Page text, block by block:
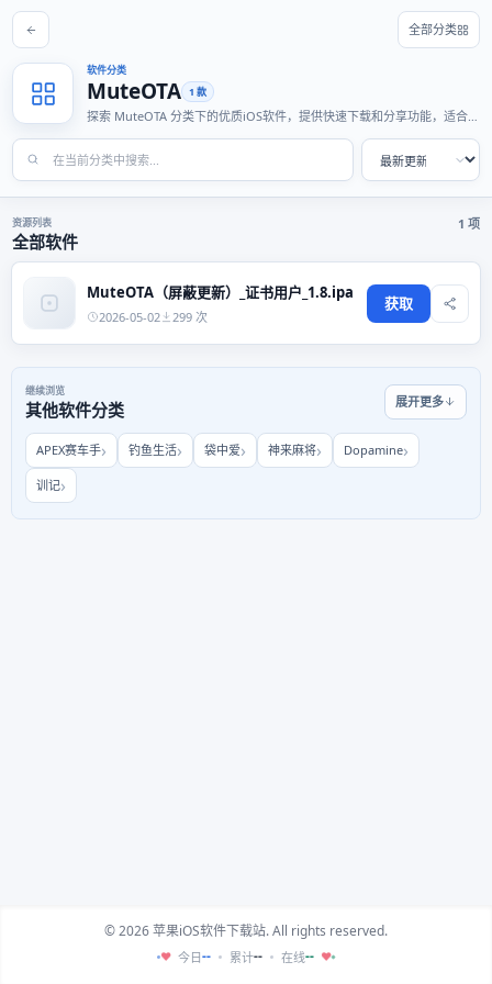
全部分类
软件分类
MuteOTA 1 款
探索 MuteOTA 分类下的优质iOS软件，提供快速下载和分享功能，适合各
资源列表
全部软件
1 项
MuteOTA（屏蔽更新）_证书用户_1.8.ipa
2026-05-02 299 次
获取
继续浏览
其他软件分类 展开更多
APEX赛车手 钓鱼生活 袋中爱 神来麻将 Dopamine
训记
© 2026 苹果iOS软件下载站. All rights reserved.
♥ 今日-- 累计-- 在线-- ♥